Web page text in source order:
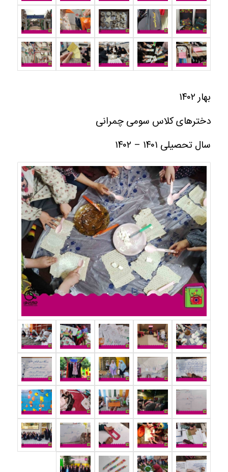
بهار ۱۴۰۲
دخترهای کلاس سومی چمرانی
سال تحصیلی ۱۴۰۱ – ۱۴۰۲